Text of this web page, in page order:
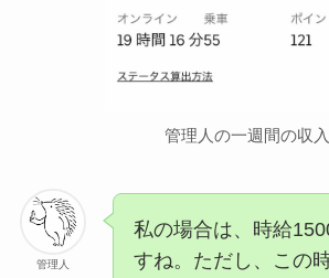
管理人の一週間の収入
管理人
私の場合は、時給
すね。ただし、この